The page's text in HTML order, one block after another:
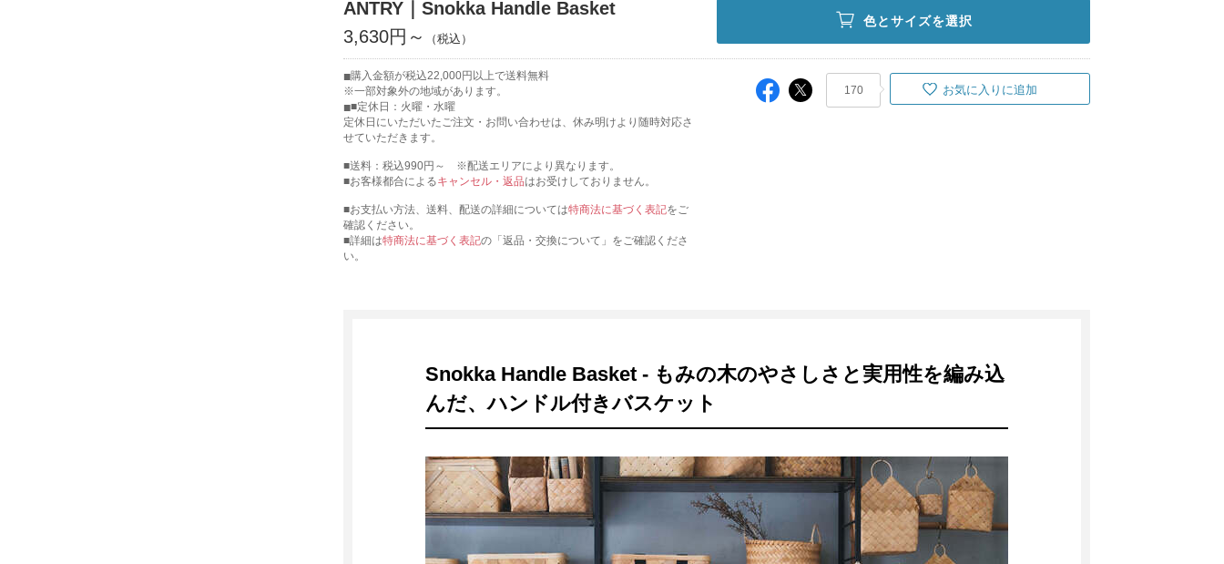
ANTRY｜Snokka Handle Basket
3,630円～
色とサイズを選択
購入金額が税込22,000円以上で送料無料
※一部対象外の地域があります。
■定休日：火曜・水曜
定休日にいただいたご注文・お問い合わせは、休み明けより随時対応さ
せていただきます。
■送料：税込990円～ ※配送エリアにより異なります。
■お客様都合によるキャンセル・返品はお受けしておりません。
■お支払い方法、送料、配送の詳細については特商法に基づく表記をご
確認ください。
■詳細は特商法に基づく表記の「返品・交換について」をご確認くださ
い。
170 お気に入りに追加
Snokka Handle Basket - もみの木のやさしさと実用性を編み込
んだ、ハンドル付きバスケット